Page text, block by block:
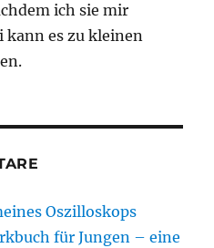
ich sie mir
kann es zu kleinen
Oszilloskops
für Jungen – eine